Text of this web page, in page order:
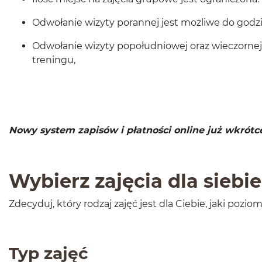
Odwołanie wiz­yty poran­nej jest możliwe do
Odwołanie wiz­yty popołud­niowej oraz
treningu,
Nowy sys­tem zapisów i płat­ności online już
Wybierz zaję­cia dla siebie
Zde­cy­duj, który rodzaj zajęć jest dla Ciebie, jaki
Typ zajęć